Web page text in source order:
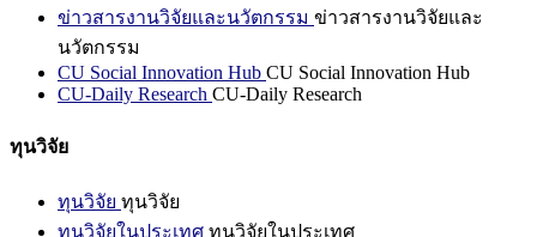
ข่าวสารงานวิจัยและนวัตกรรม ข่าวสารงานวิจัยและ
นวัตกรรม
CU Social Innovation Hub CU Social Innovation Hub
CU-Daily Research CU-Daily Research
ทุนวิจัย
ทุนวิจัย ทุนวิจัย
ทุนวิจัยในประเทศ ทุนวิจัยในประเทศ